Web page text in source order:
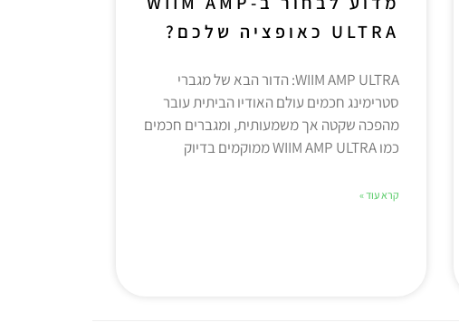
ULTRA כאופציה שלכם?
WIIM AMP ULTRA: הדור הבא של מגברי
סטרימינג חכמים עולם האודיו הביתית עובר
מהפכה שקטה אך משמעותית, ומגברים חכמים
כמו WIIM AMP ULTRA ממוקמים בדיוק
קרא עוד »